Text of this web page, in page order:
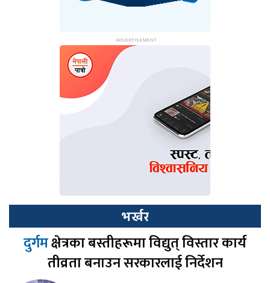
भर्खर
दुर्गमक्षेत्रका बस्तीहरूमा विद्युत् विस्तार कार्य
तीव्रता बनाउन सरकारलाई निर्देशन